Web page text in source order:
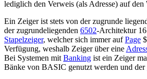
lediglich den Verweis (als Adresse) auf den
Ein Zeiger ist stets von der zugrunde
der zugrundeliegenden 6502-Architektur 16
Stapelzeiger, welcher sich immer aufPage
Verfügung, weshalb Zeiger über eine
Bei Systemen mit Banking ist ein Zeiger
Bänke von BASIC genutzt werden und der